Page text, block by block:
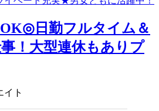
OK◎日勤フルタイム＆
！大型連休もありプ
イト